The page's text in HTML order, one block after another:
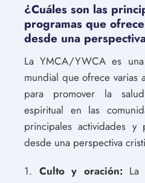
¿Cuáles son las
programas que
desde una
La YMCA/YWCA es
mundial que ofrece varias
para promover la
espiritual en las
principales actividades y
desde una perspectiva
1. Culto y oración:La